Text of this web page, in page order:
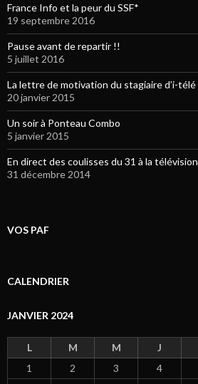
France Info et la peur du SSF*
19 septembre 2016
Pause avant de repartir !!
5 juillet 2016
La lettre de motivation du stagiaire d’i-télé
20 janvier 2015
Un soir à Ponteau Combo
5 janvier 2015
En direct des coulisses du 31 à la télévision
31 décembre 2014
VOS PAF
CALENDRIER
JANVIER 2024
L M M J
1
2 3 4